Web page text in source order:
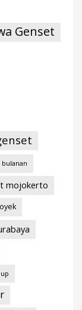
Genset
mojokerto